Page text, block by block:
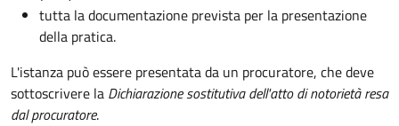
tutta la documentazione prevista per la presentazione
della pratica.
L'istanza può essere presentata da un procuratore, che deve
sottoscrivere la Dichiarazione sostitutiva dell'atto di notorietà resa
dal procuratore.